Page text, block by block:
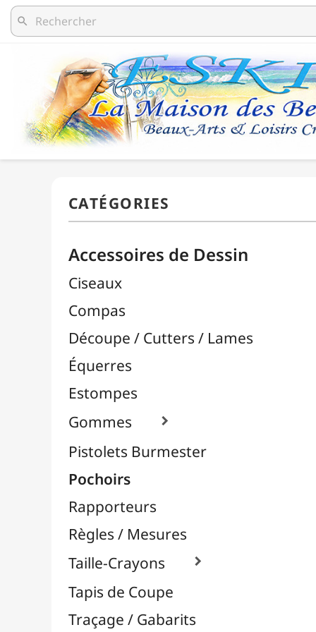
search
Compas
Découpe / Cutters / Lames
Estompes
Gommes 
Pochoirs
Rapporteurs
Règles / Mesures
Taille-Crayons

Tapis de Coupe
Traçage / Gabarits
Body-Paint / Maquillage
Bombes & Feutres à Peinture
Céramique / Poterie
Chevalets & Accrochage
Enfants / Scolaire
Esquisse & Dessin
Librairie / Livres
Loisirs Créatifs